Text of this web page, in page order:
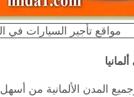
مواقع تأجير السيارات في
المدن الألمانية من